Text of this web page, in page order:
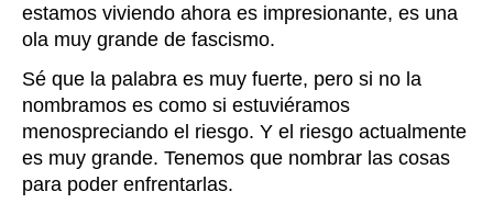
estamos viviendo ahora es impresionante, es una
ola muy grande de fascismo.
Sé que la palabra es muy fuerte, pero si no la
nombramos es como si estuviéramos
menospreciando el riesgo. Y el riesgo actualmente
es muy grande. Tenemos que nombrar las cosas
para poder enfrentarlas.